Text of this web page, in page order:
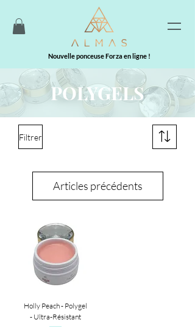
Nouvelle ponceuse Forza en ligne !
POLYGELS
Filtrer
Articles précédents
Holly Peach - Polygel
- Ultra-Résistant